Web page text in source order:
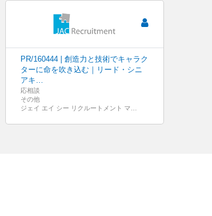
PR/160444 | 創造力と技術でキャラク
ターに命を吹き込む｜リード・シニ
アキ…
応相談
その他